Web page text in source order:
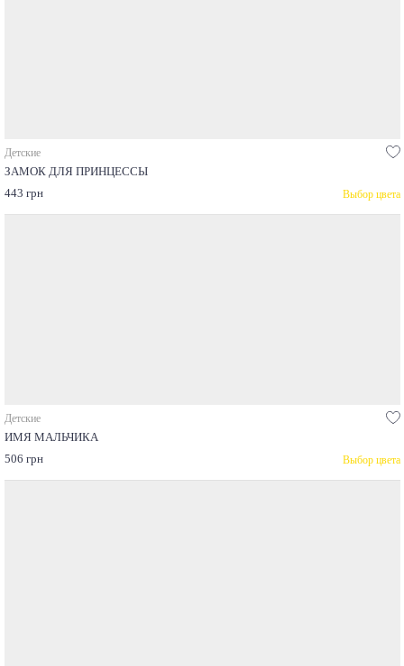
Детские
ЗАМОК ДЛЯ ПРИНЦЕССЫ
443 грн
Выбор цвета
Детские
ИМЯ МАЛЬЧИКА
506 грн
Выбор цвета